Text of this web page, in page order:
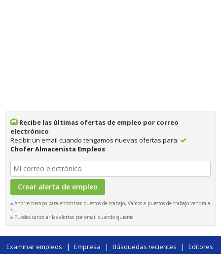
Recibe las últimas ofertas de empleo por correo
electrónico
Recibir un email cuando tengamos nuevas ofertas para:
Chofer Almacenista Empleos
Ahorre tiempo para encontrar puestos de trabajo, Vamos a puestos de trabajo vendrá a
ti.
Puedes cancelar las alertas por email cuando quieras.
Examinar empleos | Empresa | Búsquedas recientes | Editores